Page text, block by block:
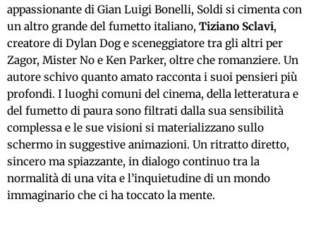
appassionante di Gian Luigi Bonelli, Soldi si cimenta con
un altro grande del fumetto italiano, Tiziano Sclavi,
creatore di Dylan Dog e sceneggiatore tra gli altri per
Zagor, Mister No e Ken Parker, oltre che romanziere. Un
autore schivo quanto amato racconta i suoi pensieri più
profondi. I luoghi comuni del cinema, della letteratura e
del fumetto di paura sono filtrati dalla sua sensibilità
complessa e le sue visioni si materializzano sullo
schermo in suggestive animazioni. Un ritratto diretto,
sincero ma spiazzante, in dialogo continuo tra la
normalità di una vita e l’inquietudine di un mondo
immaginario che ci ha toccato la mente.